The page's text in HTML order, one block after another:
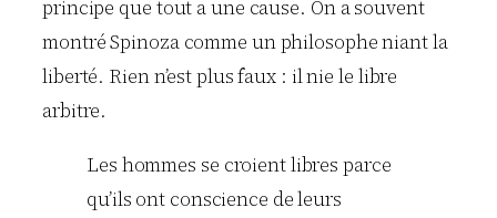
principe que tout a une cause. On a souvent
montré Spinoza comme un philosophe niant la
liberté. Rien n’est plus faux : il nie le libre
arbitre.
Les hommes se croient libres parce
qu’ils ont conscience de leurs